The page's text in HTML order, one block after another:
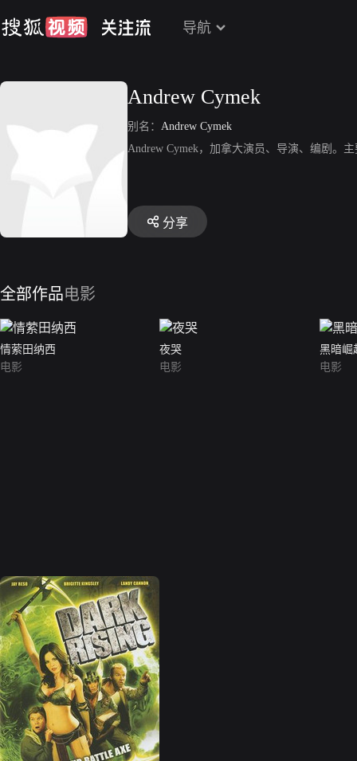
导航
Andrew Cymek
别名： Andrew Cymek
Andrew Cymek，加拿大演员、导演、编剧。
分享
全部作品电影
情萦田纳西
电影
夜哭
电影
黑暗崛
电影